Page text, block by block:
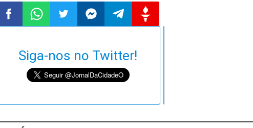
no
no
no
no
Siga-nos no Twitter!